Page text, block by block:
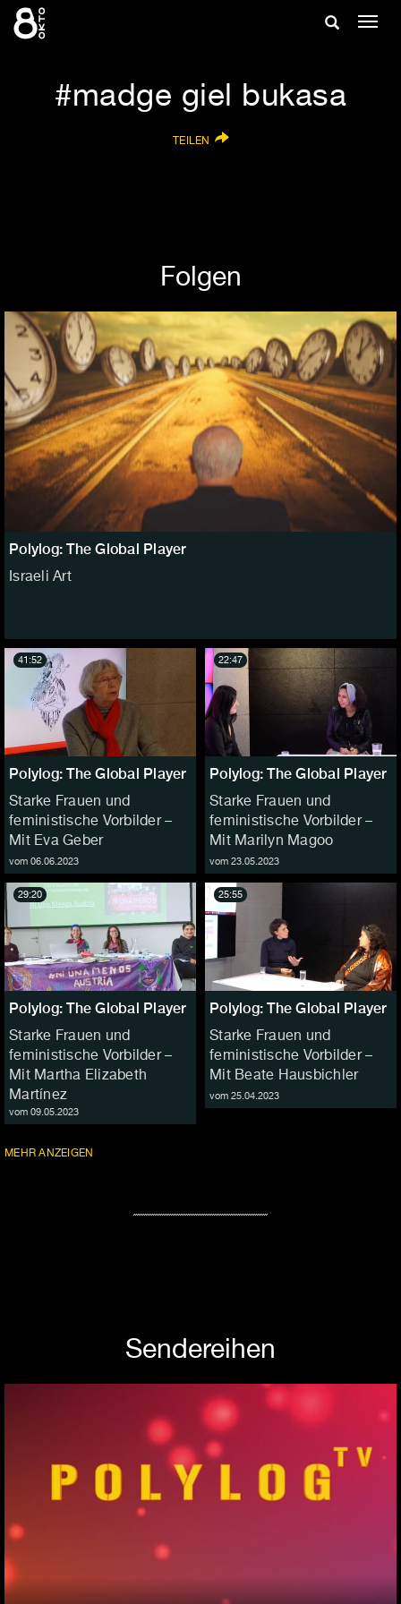
Zum
Inhalt
Suche
madge giel bukasa
TEILEN
Folgen
Polylog: The Global Player
Israeli Art
Polylog: The Global Player
Starke Frauen und
feministische Vorbilder –
Mit Eva Geber
vom 06.06.2023
41:52
Polylog: The Global Player
Starke Frauen und
feministische Vorbilder –
Mit Marilyn Magoo
vom 23.05.2023
22:47
Polylog: The Global Player
Starke Frauen und
feministische Vorbilder –
Mit Martha Elizabeth
Martínez
vom 09.05.2023
29:20
Polylog: The Global Player
Starke Frauen und
feministische Vorbilder –
Mit Beate Hausbichler
vom 25.04.2023
25:55
MEHRFOLGEN
ANZEIGEN
Sendereihen